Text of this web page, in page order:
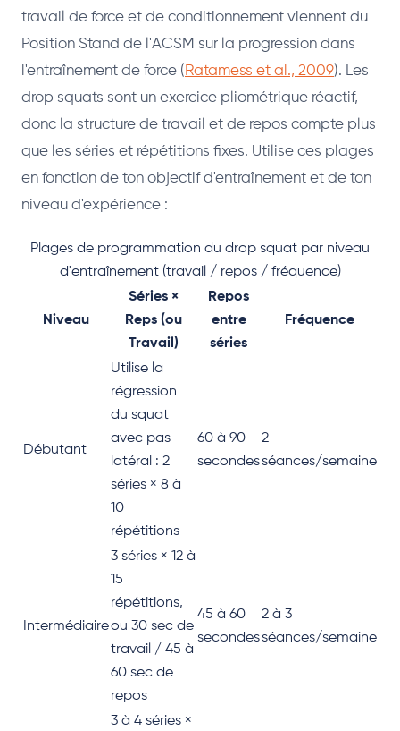
travail de force et de conditionnement viennent du
Position Stand de l'ACSM sur la progression dans
l'entraînement de force ( Ratamess et al., 2009). Les
drop squats sont un exercice pliométrique réactif,
donc la structure de travail et de repos compte plus
que les séries et répétitions fixes. Utilise ces plages
en fonction de ton objectif d'entraînement et de ton
niveau d'expérience :
Plages de programmation du drop squat par niveau
d'entraînement (travail / repos / fréquence)
Niveau
Séries ×
Reps (ou
Travail)
Repos
entre
séries
Fréquence
Débutant
Utilise la
régression
du squat
avec pas
latéral : 2
séries × 8 à
10
répétitions
60 à 90
secondes
2
séances/semaine
Intermédiaire
3 séries × 12 à
15
répétitions,
ou 30 sec de
travail / 45 à
60 sec de
repos
45 à 60
secondes
2 à 3
séances/semaine
3 à 4 séries ×